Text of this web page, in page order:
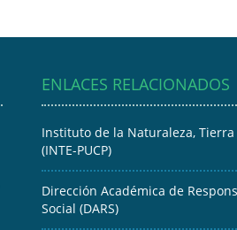
ENLACES RELACIONADOS
Instituto de la Naturaleza, Tierra
(INTE-PUCP)
Dirección Académica de
Social (DARS)